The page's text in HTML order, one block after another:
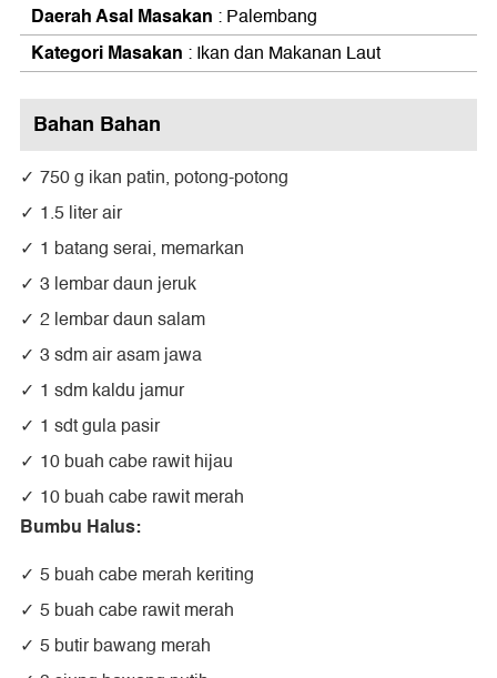
Daerah Asal Masakan : Palembang
Kategori Masakan : Ikan dan Makanan Laut
Bahan Bahan
750 g ikan patin, potong-potong
1.5 liter air
1 batang serai, memarkan
3 lembar daun jeruk
2 lembar daun salam
3 sdm air asam jawa
1 sdm kaldu jamur
1 sdt gula pasir
10 buah cabe rawit hijau
10 buah cabe rawit merah
Bumbu Halus:
5 buah cabe merah keriting
5 buah cabe rawit merah
5 butir bawang merah